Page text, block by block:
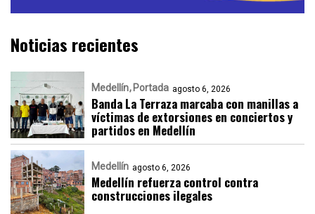
Noticias recientes
Medellín Portada agosto 6, 2026
Banda La Terraza marcaba con manillas a
víctimas de extorsiones en conciertos y
partidos en Medellín
Medellín agosto 6, 2026
Medellín refuerza control contra
construcciones ilegales